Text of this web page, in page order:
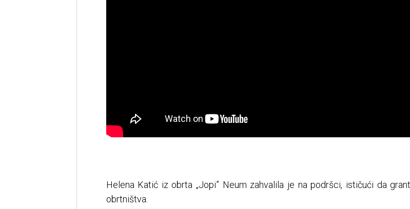
Helena Katić iz obrta „Jopi” Neum zahvalila je na podršci, ističući da
obrtništva.